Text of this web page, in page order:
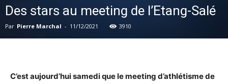
Des stars au meeting de l’Etang-Salé
Par Pierre Marchal - 11/12/2021 3910
C’est aujourd’hui samedi que le meeting d’athlétisme de